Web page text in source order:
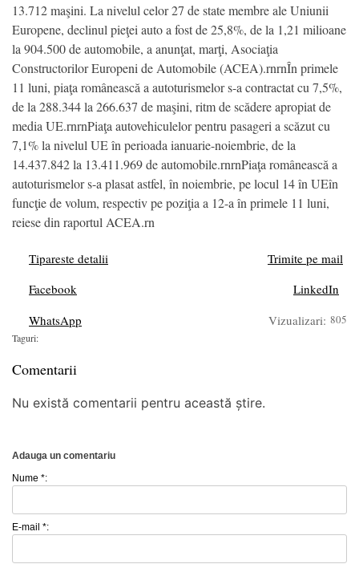
13.712 maşini. La nivelul celor 27 de state membre ale Uniunii
Europene, declinul pieţei auto a fost de 25,8%, de la 1,21 milioane
la 904.500 de automobile, a anunţat, marţi, Asociaţia
Constructorilor Europeni de Automobile (ACEA).rnrnÎn primele
11 luni, piaţa românească a autoturismelor s-a contractat cu 7,5%,
de la 288.344 la 266.637 de maşini, ritm de scădere apropiat de
media UE.rnrnPiaţa autovehiculelor pentru pasageri a scăzut cu
7,1% la nivelul UE în perioada ianuarie-noiembrie, de la
14.437.842 la 13.411.969 de automobile.rnrnPiaţa românească a
autoturismelor s-a plasat astfel, în noiembrie, pe locul 14 în UEîn
funcţie de volum, respectiv pe poziţia a 12-a în primele 11 luni,
reiese din raportul ACEA.rn
Tipareste detalii
Trimite pe mail
Facebook
LinkedIn
WhatsApp
Vizualizari: 805
Taguri:
Comentarii
Nu există comentarii pentru această știre.
Adauga un comentariu
Nume *:
E-mail *: